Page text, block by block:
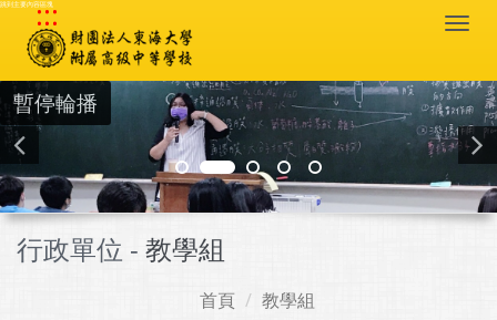
跳到主要內容區塊
:::
暫停輪播
行政單位 - 教學組
首頁 教學組